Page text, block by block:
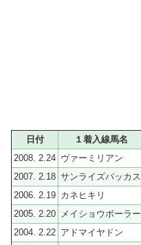
日付 １着入線馬名
2008. 2.24 ヴァーミリアン
2007. 2.18 サンライズバッカス
2006. 2.19 カネヒキリ
2005. 2.20 メイショウボーラー
2004. 2.22 アドマイヤドン